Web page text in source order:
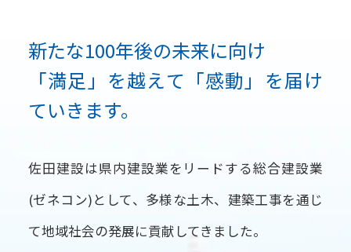
新たな100年後の未来に向け
「満足」を越えて「感動」を届け
ていきます。
佐田建設は県内建設業をリードする総合建設業
(ゼネコン)として、多様な土木、建築工事を通じ
て地域社会の発展に貢献してきました。